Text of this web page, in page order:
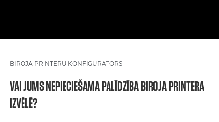
BIROJA PRINTERU KONFIGURATORS
VAI JUMS NEPIECIEŠAMA PALĪDZĪBA BIROJA PRINTERA
IZVĒLĒ?